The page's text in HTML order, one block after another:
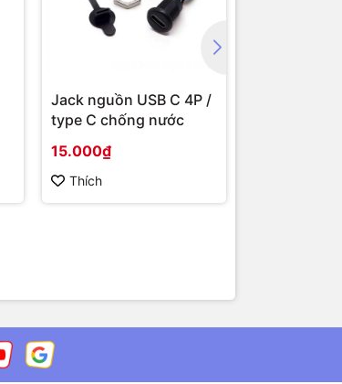
Jack nguồn USB C 4P /
type C chống nước
15.000₫
Thích